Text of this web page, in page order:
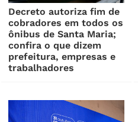
Decreto autoriza fim de
cobradores em todos os
ônibus de Santa Maria;
confira o que dizem
prefeitura, empresas e
trabalhadores